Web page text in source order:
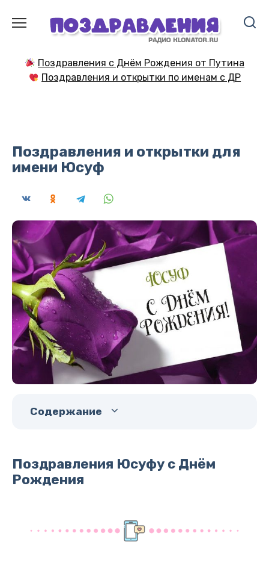
содержанию
Поздравления с Днём Рождения от Путина
Поздравления и открытки по именам с ДР
Поздравления и открытки для
имени Юсуф
Содержание
Поздравления Юсуфу с Днём
Рождения